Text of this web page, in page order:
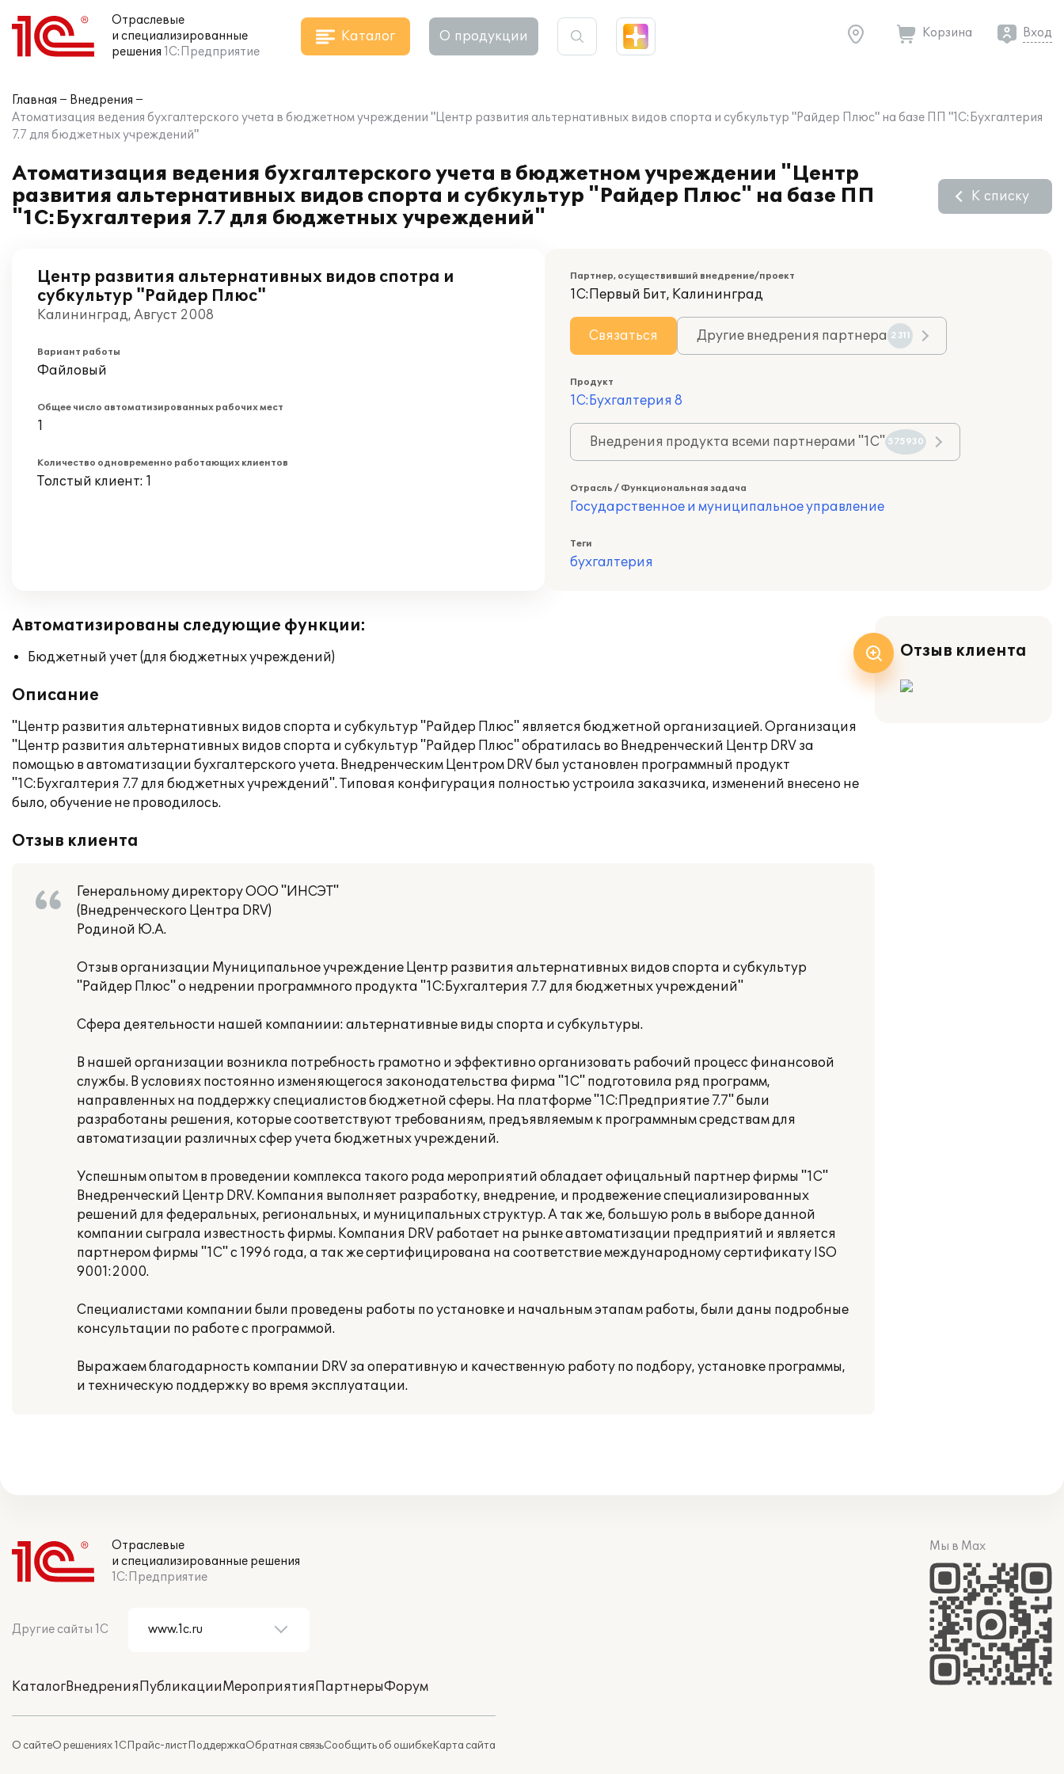
Отраслевые
и специализированные
решения 1С:Предприятие
Каталог О продукции Корзина Вход
Главная
Внедрения
Атоматизация ведения бухгалтерского учета в бюджетном учреждении "Центр развития альтернативных видов спорта и субкультур "Райдер Плюс" на базе ПП "1С:Бухгалтерия
7.7 для бюджетных учреждений"
Атоматизация ведения бухгалтерского учета в бюджетном учреждении "Центр
развития альтернативных видов спорта и субкультур "Райдер Плюс" на базе ПП
"1С:Бухгалтерия 7.7 для бюджетных учреждений"
К списку
Центр развития альтернативных видов спотра и
субкультур "Райдер Плюс"
Калининград, Август 2008
Вариант работы
Файловый
Общее число автоматизированных рабочих мест
1
Количество одновременно работающих клиентов
Толстый клиент: 1
Партнер, осуществивший внедрение/проект
1С:Первый Бит, Калининград
Связаться Другие внедрения партнера 2311
Продукт
1С:Бухгалтерия 8
Внедрения продукта всеми партнерами "1С" 575930
Отрасль / Функциональная задача
Государственное и муниципальное управление
Теги
бухгалтерия
Автоматизированы следующие функции:
Бюджетный учет (для бюджетных учреждений)
Описание
"Центр развития альтернативных видов спорта и субкультур "Райдер Плюс" является бюджетной организацией. Организация
"Центр развития альтернативных видов спорта и субкультур "Райдер Плюс" обратилась во Внедренческий Центр DRV за
помощью в автоматизации бухгалтерского учета. Внедренческим Центром DRV был установлен программный продукт
"1С:Бухгалтерия 7.7 для бюджетных учреждений". Типовая конфигурация полностью устроила заказчика, изменений внесено не
было, обучение не проводилось.
Отзыв клиента
Генеральному директору ООО "ИНСЭТ"
(Внедренческого Центра DRV)
Родиной Ю.А.
Отзыв организации Муниципальное учреждение Центр развития альтернативных видов спорта и субкультур
"Райдер Плюс" о недрении программного продукта "1С:Бухгалтерия 7.7 для бюджетных учреждений"
Сфера деятельности нашей компаниии: альтернативные виды спорта и субкультуры.
В нашей организации возникла потребность грамотно и эффективно организовать рабочий процесс финансовой
службы. В условиях постоянно изменяющегося законодательства фирма "1С" подготовила ряд программ,
направленных на поддержку специалистов бюджетной сферы. На платформе "1С:Предприятие 7.7" были
разработаны решения, которые соответствуют требованиям, предъявляемым к программным средствам для
автоматизации различных сфер учета бюджетных учреждений.
Успешным опытом в проведении комплекса такого рода мероприятий обладает офицальный партнер фирмы "1С"
Внедренческий Центр DRV. Компания выполняет разработку, внедрение, и продвежение специализированных
решений для федеральных, региональных, и муниципальных структур. А так же, большую роль в выборе данной
компании сыграла известность фирмы. Компания DRV работает на рынке автоматизации предприятий и является
партнером фирмы "1С" с 1996 года, а так же сертифицирована на соответствие международному сертификату ISO
9001:2000.
Специалистами компании были проведены работы по установке и начальным этапам работы, были даны подробные
консультации по работе с программой.
Выражаем благодарность компании DRV за оперативную и качественную работу по подбору, установке программы,
и техническую поддержку во время эксплуатации.
Отзыв клиента
Отраслевые
и специализированные решения
1С:Предприятие
Другие сайты 1С
КаталогВнедренияПубликацииМероприятияПартнерыФорум
О сайтеО решениях 1СПрайс-листПоддержкаОбратная связьСообщить об ошибкеКарта сайта
Мы в Max